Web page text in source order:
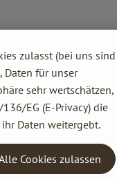
zulasst (bei uns sind
Daten für unser
sehr wertschätzen,
EG (E-Privacy) die
Daten weitergebt.
Cookies zulassen